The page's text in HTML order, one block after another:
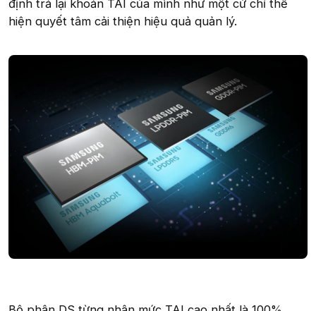
định trả lại khoản TAI của mình như một cử chỉ thể
hiện quyết tâm cải thiện hiệu quả quản lý.